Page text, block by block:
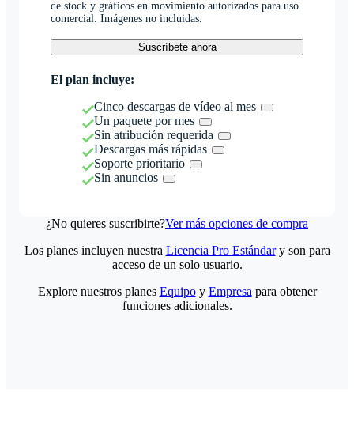
de stock y gráficos en movimiento autorizados para uso
comercial. Imágenes no incluidas.
Suscríbete ahora
El plan incluye:
Cinco descargas de vídeo al mes
Un paquete por mes
Sin atribución requerida
Descargas más rápidas
Soporte prioritario
Sin anuncios
¿No quieres suscribirte?Ver más opciones de compra
Los planes incluyen nuestra Licencia Pro Estándary son para
acceso de un solo usuario.
Explore nuestros planes Equipoy Empresa para obtener
funciones adicionales.